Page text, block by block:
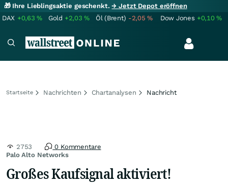
🎁 Ihre Lieblingsaktie geschenkt.→ Jetzt Depot eröffnen
DAX +0,63% Gold +2,03% Öl (Brent) -2,05% Dow Jones +0,10%
Startseite Nachrichten Chartanalysen Nachricht
Palo Alto Networks
2753 0 Kommentare
Großes Kaufsignal aktiviert!